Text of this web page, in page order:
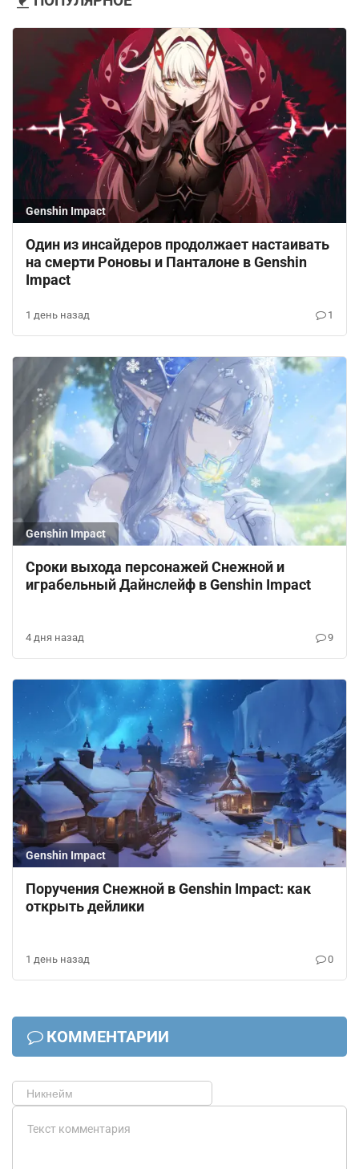
Genshin Impact
Один из инсайдеров продолжает настаивать
на смерти Роновы и Панталоне в Genshin
Impact
1 день назад 1
Genshin Impact
Сроки выхода персонажей Снежной и
играбельный Дайнслейф в Genshin Impact
4 дня назад 9
Genshin Impact
Поручения Снежной в Genshin Impact: как
открыть дейлики
1 день назад 0
КОММЕНТАРИИ